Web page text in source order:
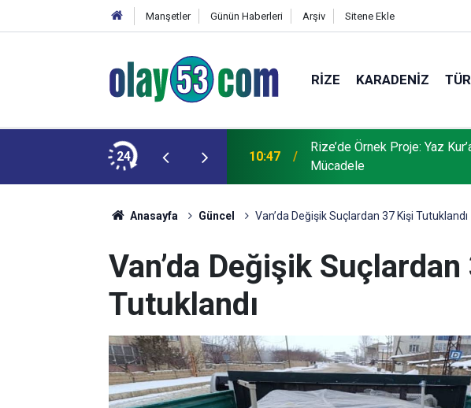
Manşetler Günün Haberleri Arşiv Sitene Ekle
RIZE KARADENIZ
24
Deniz öldü 10:47
Rize’de Örnek Proje: Yaz
Mücadele
Anasayfa Güncel Van’da Değişik Suçlardan 37 Kişi Tutuklandı
Van’da Değişik
Tutuklandı